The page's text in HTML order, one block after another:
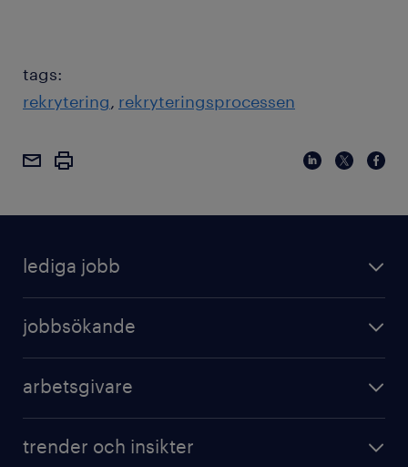
tags:
rekrytering rekryteringsprocessen
lediga jobb
jobbsökande
arbetsgivare
trender och insikter